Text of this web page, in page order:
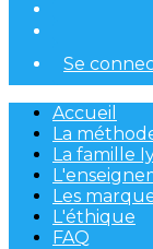
Se
Accueil
La
La famille
Les
L'éthique
FAQ